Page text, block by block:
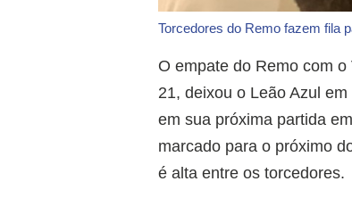
Torcedores do Remo fazem fila
O empate do Remo com
21, deixou o Leão Azul
em sua próxima partida
marcado para o próximo
é alta entre os torcedores.